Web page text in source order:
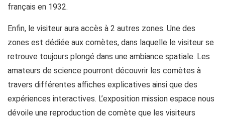
français en 1932.
Enfin, le visiteur aura accès à 2 autres zones. Une des
zones est dédiée aux comètes, dans laquelle le visiteur se
retrouve toujours plongé dans une ambiance spatiale. Les
amateurs de science pourront découvrir les comètes à
travers différentes affiches explicatives ainsi que des
expériences interactives. L’exposition mission espace nous
dévoile une reproduction de comète que les visiteurs